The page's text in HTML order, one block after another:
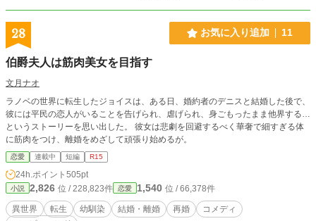
28 お気に入り追加 11
伯爵夫人は筋肉美女を目指す
文月ナオ
ラノベの世界に転生したジョイスは、ある日、婚約者のデニスと結婚した後で、
彼には平民の恋人がいることを告げられ、虐げられ、身ごもったまま他界する…
というストーリーを思い出した。 彼女は悲劇を回避するべく華奢で細すぎる体
に筋肉をつけ、離婚をめざして頑張り始めるが。
恋愛 連載中 短編 R15
24h.ポイント 505pt
小説 2,826 位 / 228,823件 恋愛 1,540 位 / 66,378件
異世界 転生 幼馴染 結婚・離婚 再婚
コメディ